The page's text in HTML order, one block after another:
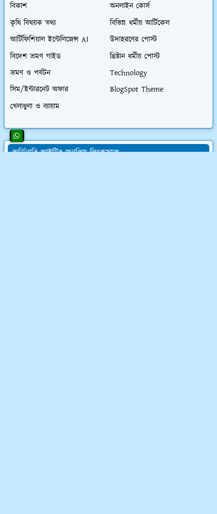
বিকাশ
অনলাইন কোর্স
কৃষি বিষয়ক তথ্য
বিভিন্ন ধর্মীয় আর্টিকেল
আর্টিফিশিয়াল ইন্টেলিজেন্স AI
উদাহরণের পোস্ট
বিদেশ ভ্রমণ গাইড
খ্রিষ্টান ধর্মীয় পোস্ট
ভ্রমণ ও পর্যটন
Technology
সিম/ইন্টারনেট অফার
BlogSpot Theme
খেলাধুলা ও ব্যায়াম
অর্ডিনারি আইটির জনপ্রিয় লিংকসমূহ